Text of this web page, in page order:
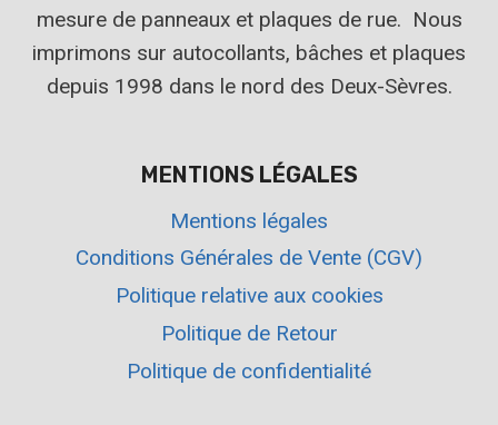
mesure de panneaux et plaques de rue. Nous
imprimons sur autocollants, bâches et plaques
depuis 1998 dans le nord des Deux-Sèvres.
MENTIONS LÉGALES
Mentions légales
Conditions Générales de Vente (CGV)
Politique relative aux cookies
Politique de Retour
Politique de confidentialité